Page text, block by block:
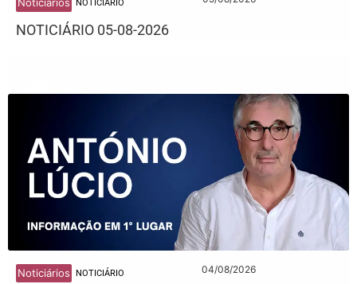
NOTICIÁRIO
NOTICIÁRIO 05-08-2026
Noticiários NOTICIÁRIO 04/08/2026